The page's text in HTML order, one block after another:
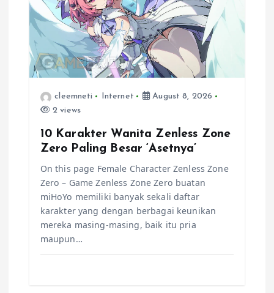
o
cleemneti Internet
August 8, 2026
2 views
10 Karakter Wanita Zenless Zone
Zero Paling Besar ‘Asetnya’
On this page Female Character Zenless Zone
Zero – Game Zenless Zone Zero buatan
miHoYo memiliki banyak sekali daftar
karakter yang dengan berbagai keunikan
mereka masing-masing, baik itu pria
maupun…